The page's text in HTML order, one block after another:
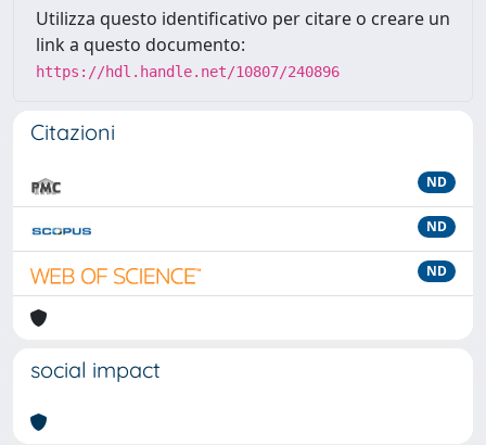
Utilizza questo identificativo per citare o creare un
link a questo documento:
https://hdl.handle.net/10807/240896
Citazioni
ND
ND
ND
social impact